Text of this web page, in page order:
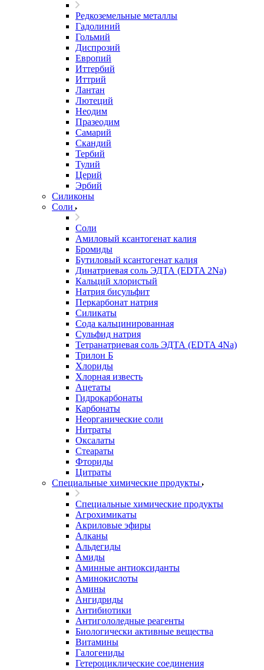
Редкоземельные металлы
Гадолиний
Гольмий
Диспрозий
Европий
Иттербий
Иттрий
Лантан
Лютеций
Неодим
Празеодим
Самарий
Скандий
Тербий
Тулий
Церий
Эрбий
Силиконы
Соли
Соли
Амиловый ксантогенат калия
Бромиды
Бутиловый ксантогенат калия
Динатриевая соль ЭДТА (EDTA 2Na)
Кальций хлористый
Натрия бисульфит
Перкарбонат натрия
Силикаты
Сода кальцинированная
Сульфид натрия
Тетранатриевая соль ЭДТА (EDTA 4Na)
Трилон Б
Хлориды
Хлорная известь
Ацетаты
Гидрокарбонаты
Карбонаты
Неорганические соли
Нитраты
Оксалаты
Стеараты
Фториды
Цитраты
Специальные химические продукты
Специальные химические продукты
Агрохимикаты
Акриловые эфиры
Алканы
Альдегиды
Амиды
Аминные антиоксиданты
Аминокислоты
Амины
Ангидриды
Антибиотики
Антигололедные реагенты
Биологически активные вещества
Витамины
Галогениды
Гетероциклические соединения